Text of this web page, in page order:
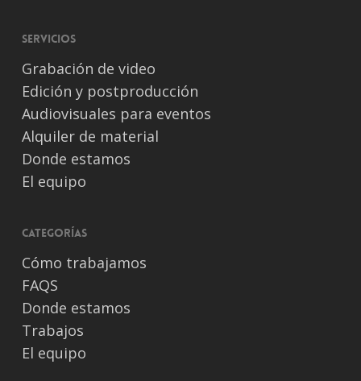
Servicios
Grabación de video
Edición y postproducción
Audiovisuales para eventos
Alquiler de material
Donde estamos
El equipo
Categorías
Cómo trabajamos
FAQS
Donde estamos
Trabajos
El equipo